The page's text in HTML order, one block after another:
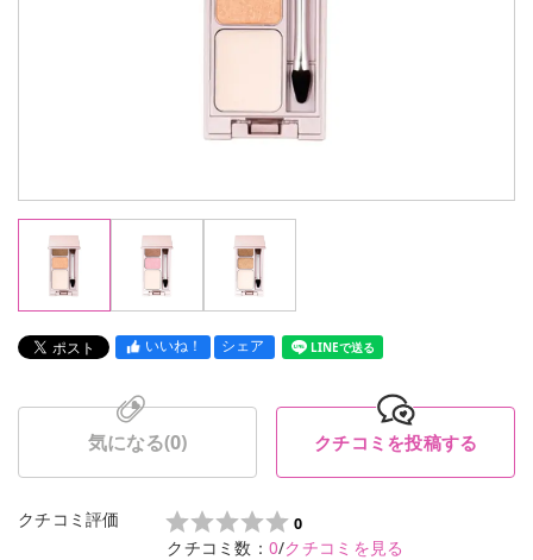
いいね！ シェア LINEで送る
気になる(0) クチコミを投稿する
クチコミ評価 0
クチコミ数： 0/クチコミを見る